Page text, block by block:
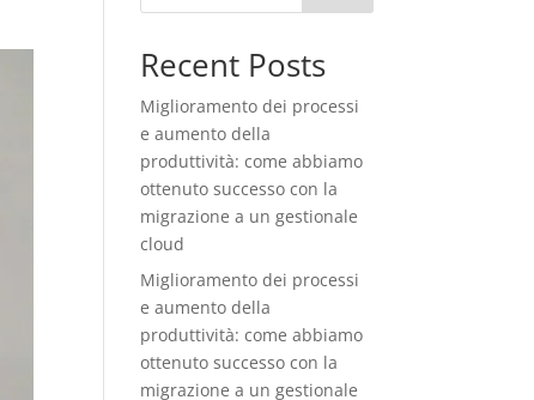
Recent Posts
Miglioramento dei processi
e aumento della
produttività: come abbiamo
ottenuto successo con la
migrazione a un gestionale
cloud
Miglioramento dei processi
e aumento della
produttività: come abbiamo
ottenuto successo con la
migrazione a un gestionale